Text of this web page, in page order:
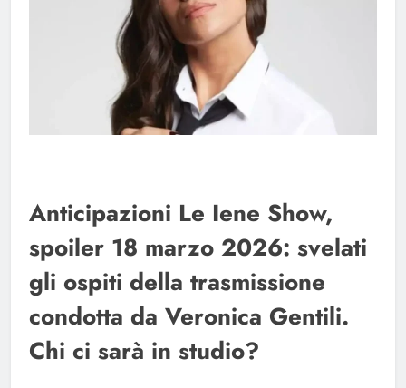
Anticipazioni Le Iene Show,
spoiler 18 marzo 2026: svelati
gli ospiti della trasmissione
condotta da Veronica Gentili.
Chi ci sarà in studio?